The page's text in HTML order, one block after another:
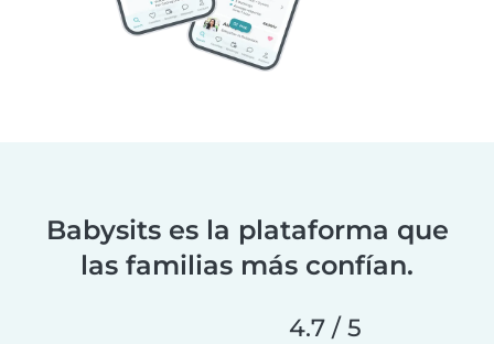
Babysits es la plataforma que
las familias más confían.
4.7 / 5